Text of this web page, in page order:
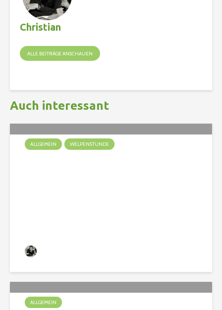
Christian
ALLE BEITRÄGE ANSCHAUEN
Auch interessant
ALLGEMEIN WELPENSTUNDE
ALLGEMEIN